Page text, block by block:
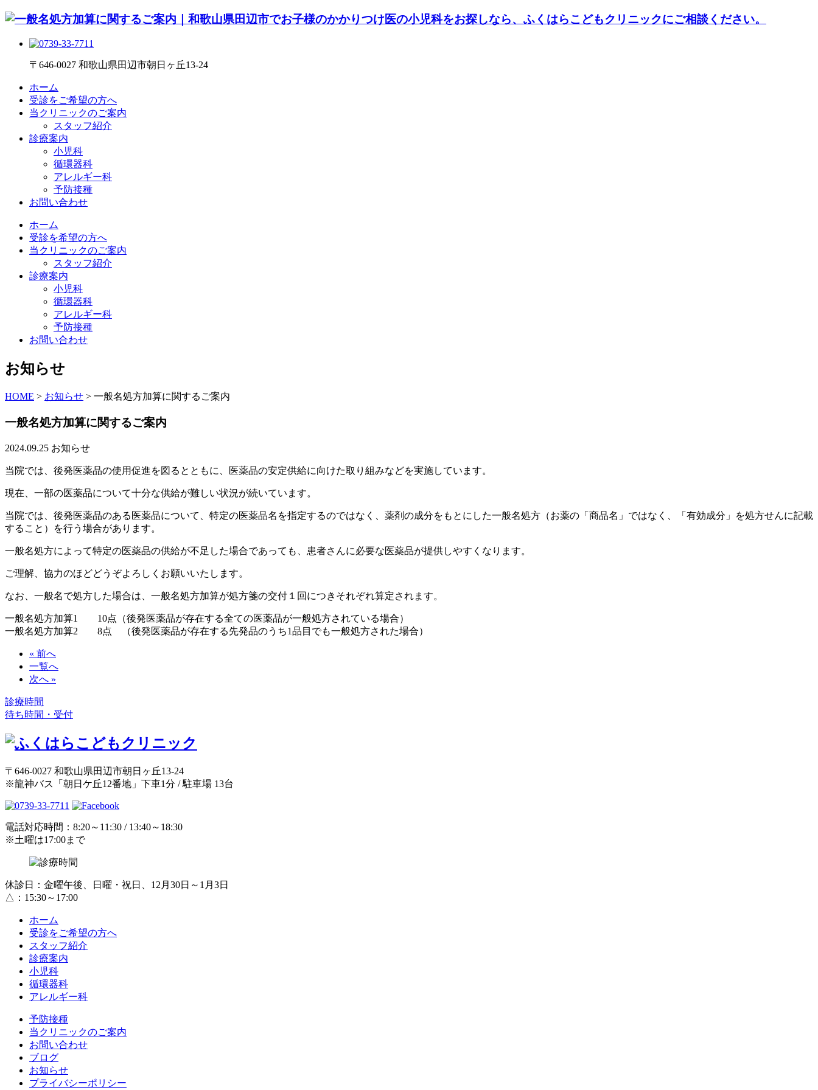
〒646-0027 和歌山県田辺市朝日ヶ丘13-24
ホーム
受診をご希望の方へ
当クリニックのご案内
スタッフ紹介
診療案内
小児科
循環器科
アレルギー科
予防接種
お問い合わせ
ホーム
受診を希望の方へ
当クリニックのご案内
スタッフ紹介
診療案内
小児科
循環器科
アレルギー科
予防接種
お問い合わせ
お知らせ
HOME > お知らせ > 一般名処方加算に関するご案内
一般名処方加算に関するご案内
2024.09.25 お知らせ
当院では、後発医薬品の使用促進を図るとともに、医薬品の安定供給に向けた取り組みなどを実施しています。
現在、一部の医薬品について十分な供給が難しい状況が続いています。
当院では、後発医薬品のある医薬品について、特定の医薬品名を指定するのではなく、薬剤の成分をもとにした一般名処方（お薬の「商品名」ではなく、「有効成分」を処方せんに記載
すること）を行う場合があります。
一般名処方によって特定の医薬品の供給が不足した場合であっても、患者さんに必要な医薬品が提供しやすくなります。
ご理解、協力のほどどうぞよろしくお願いいたします。
なお、一般名で処方した場合は、一般名処方加算が処方箋の交付１回につきそれぞれ算定されます。
一般名処方加算1 10点（後発医薬品が存在する全ての医薬品が一般処方されている場合）
一般名処方加算2 8点 （後発医薬品が存在する先発品のうち1品目でも一般処方された場合）
« 前へ
一覧へ
次へ »
診療時間
待ち時間・受付
〒646-0027 和歌山県田辺市朝日ヶ丘13-24
※龍神バス「朝日ケ丘12番地」下車1分 / 駐車場 13台
電話対応時間：8:20～11:30 / 13:40～18:30
※土曜は17:00まで
休診日：金曜午後、日曜・祝日、12月30日～1月3日
△：15:30～17:00
ホーム
受診をご希望の方へ
スタッフ紹介
診療案内
小児科
循環器科
アレルギー科
予防接種
当クリニックのご案内
お問い合わせ
ブログ
お知らせ
プライバシーポリシー